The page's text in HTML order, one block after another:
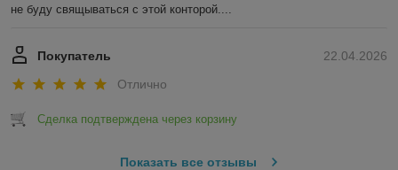
не буду свящываться с этой конторой....
22.04.2026
Покупатель
Отлично
Сделка подтверждена через корзину
Показать все отзывы